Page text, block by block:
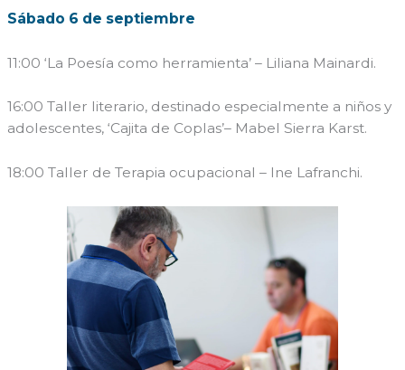
Sábado 6 de septiembre
11:00 ‘La Poesía como herramienta’ – Liliana Mainardi.
16:00 Taller literario, destinado especialmente a niños y
adolescentes, ‘Cajita de Coplas’– Mabel Sierra Karst.
18:00 Taller de Terapia ocupacional – Ine Lafranchi.